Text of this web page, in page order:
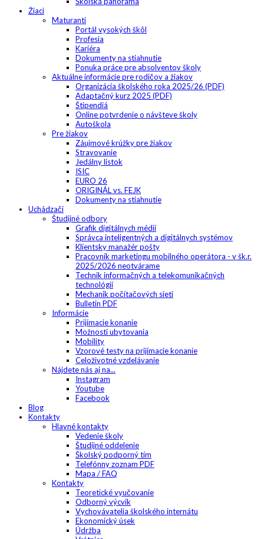
Žiaci
Maturanti
Portál vysokých škôl
Profesia
Kariéra
Dokumenty na stiahnutie
Ponuka práce pre absolventov školy
Aktuálne informácie pre rodičov a žiakov
Organizácia školského roka 2025/26 (PDF)
Adaptačný kurz 2025 (PDF)
Štipendiá
Online potvrdenie o návšteve školy
Autoškola
Pre žiakov
Záujmové krúžky pre žiakov
Stravovanie
Jedálny lístok
ISIC
EURO 26
ORIGINÁL vs. FEJK
Dokumenty na stiahnutie
Uchádzači
Študijné odbory
Grafik digitálnych médií
Správca inteligentných a digitálnych systémov
Klientsky manažér pošty
Pracovník marketingu mobilného operátora - v šk.r.
2025/2026 neotvárame
Technik informačných a telekomunikačných
technológií
Mechanik počítačových sietí
Bulletin PDF
Informácie
Prijímacie konanie
Možnosti ubytovania
Mobility
Vzorové testy na prijímacie konanie
Celoživotné vzdelávanie
Nájdete nás aj na...
Instagram
Youtube
Facebook
Blog
Kontakty
Hlavné kontakty
Vedenie školy
Študijné oddelenie
Školský podporný tím
Telefónny zoznam PDF
Mapa / FAQ
Kontakty
Teoretické vyučovanie
Odborný výcvik
Vychovávatelia školského internátu
Ekonomický úsek
Údržba